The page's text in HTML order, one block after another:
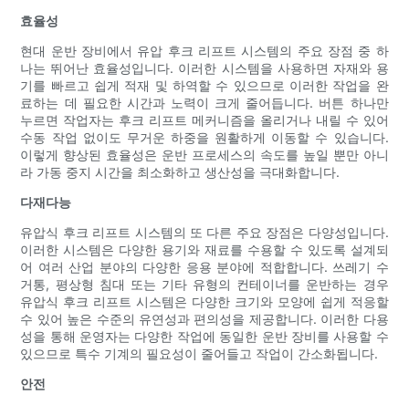
효율성
현대 운반 장비에서 유압 후크 리프트 시스템의 주요 장점 중 하
나는 뛰어난 효율성입니다. 이러한 시스템을 사용하면 자재와 용
기를 빠르고 쉽게 적재 및 하역할 수 있으므로 이러한 작업을 완
료하는 데 필요한 시간과 노력이 크게 줄어듭니다. 버튼 하나만
누르면 작업자는 후크 리프트 메커니즘을 올리거나 내릴 수 있어
수동 작업 없이도 무거운 하중을 원활하게 이동할 수 있습니다.
이렇게 향상된 효율성은 운반 프로세스의 속도를 높일 뿐만 아니
라 가동 중지 시간을 최소화하고 생산성을 극대화합니다.
다재다능
유압식 후크 리프트 시스템의 또 다른 주요 장점은 다양성입니다.
이러한 시스템은 다양한 용기와 재료를 수용할 수 있도록 설계되
어 여러 산업 분야의 다양한 응용 분야에 적합합니다. 쓰레기 수
거통, 평상형 침대 또는 기타 유형의 컨테이너를 운반하는 경우
유압식 후크 리프트 시스템은 다양한 크기와 모양에 쉽게 적응할
수 있어 높은 수준의 유연성과 편의성을 제공합니다. 이러한 다용
성을 통해 운영자는 다양한 작업에 동일한 운반 장비를 사용할 수
있으므로 특수 기계의 필요성이 줄어들고 작업이 간소화됩니다.
안전